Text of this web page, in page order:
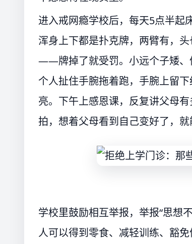
进入戒网瘾学校后，每天5点半起
浑身上下都是扑克牌，两臂有，
——牌掉了就受罚。小远个子矮、
个人扯住手腕拖着跑，手腕上留
亮。下午上感恩课，反复讲父母
拍，想着父母看到自己变好了，就
学校里鼓励相互举报，举报“思想
人可以得到零食、减轻训练、豁